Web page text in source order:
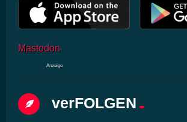
Mastodon
verFOLGEN
Anzeige